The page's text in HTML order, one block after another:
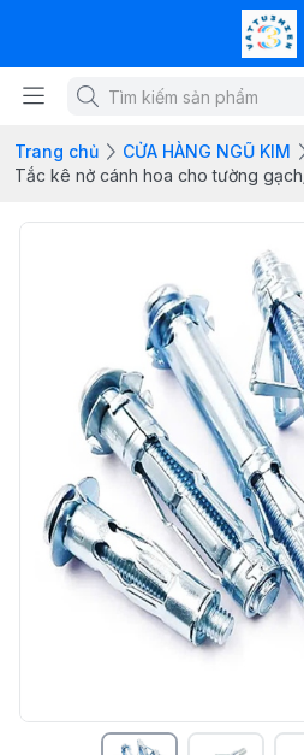
Trang chủ CỬA HÀNG NGŨ KIM
Tắc kê nở cánh hoa cho tường